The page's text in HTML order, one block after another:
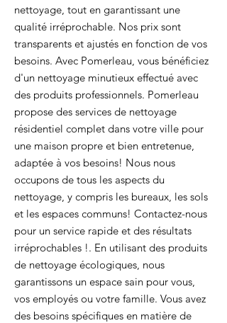
nettoyage, tout en garantissant une
qualité irréprochable. Nos prix sont
transparents et ajustés en fonction de vos
besoins. Avec Pomerleau, vous bénéficiez
d'un nettoyage minutieux effectué avec
des produits professionnels. Pomerleau
propose des services de nettoyage
résidentiel complet dans votre ville pour
une maison propre et bien entretenue,
adaptée à vos besoins! Nous nous
occupons de tous les aspects du
nettoyage, y compris les bureaux, les sols
et les espaces communs! Contactez-nous
pour un service rapide et des résultats
irréprochables !. En utilisant des produits
de nettoyage écologiques, nous
garantissons un espace sain pour vous,
vos employés ou votre famille. Vous avez
des besoins spécifiques en matière de